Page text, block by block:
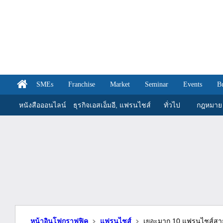
SMEs Franchise Market Seminar Events
หนังสือออนไลน์ ธุรกิจเอสเอ็มอี, แฟรนไชส์ ทั่วไป กฎหมาย
หน้าอินโฟกราฟฟิค แฟรนไชส์ เยอะมาก 10 แฟรนไชส์ส